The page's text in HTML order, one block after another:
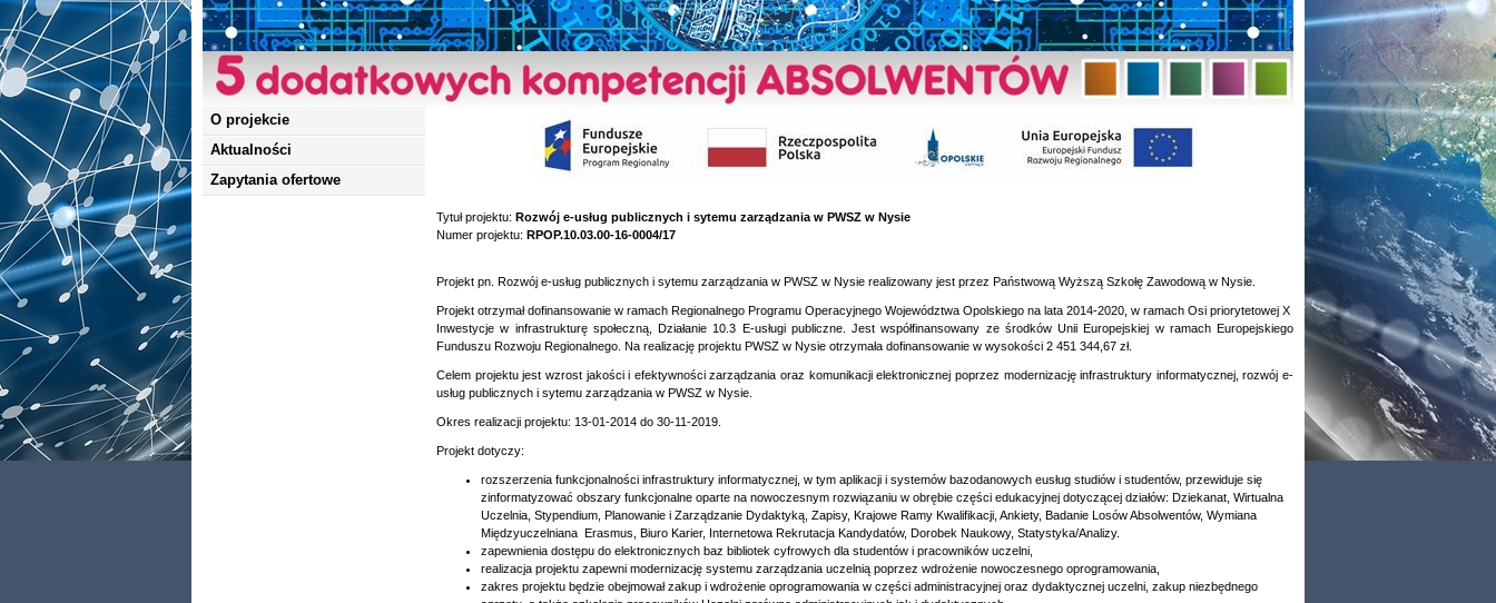
O projekcie
Aktualności
Zapytania ofertowe
Tytuł projektu: Rozwój e-usług publicznych i sytemu zarządzania w PWSZ w Nysie
Numer projektu: RPOP.10.03.00-16-0004/17
Projekt pn. Rozwój e-usług publicznych i sytemu zarządzania w PWSZ w Nysie realizowany jest przez Państwową Wyższą Szkołę Zawodową w Nysie.
Projekt otrzymał dofinansowanie w ramach Regionalnego Programu Operacyjnego Województwa Opolskiego na lata 2014-2020, w ramach Osi priorytetowej X 
Inwestycje w infrastrukturę społeczną, Działanie 10.3 E-usługi publiczne. Jest współfinansowany ze środków Unii Europejskiej w ramach Europejskiego
Funduszu Rozwoju Regionalnego. Na realizację projektu PWSZ w Nysie otrzymała dofinansowanie w wysokości 2 451 344,67 zł.
Celem projektu jest wzrost jakości i efektywności zarządzania oraz komunikacji elektronicznej poprzez modernizację infrastruktury informatycznej, rozwój e-
usług publicznych i sytemu zarządzania w PWSZ w Nysie.
Okres realizacji projektu: 13-01-2014 do 30-11-2019.
Projekt dotyczy:
rozszerzenia funkcjonalności infrastruktury informatycznej, w tym aplikacji i systemów bazodanowych eusług studiów i studentów, przewiduje się
zinformatyzować obszary funkcjonalne oparte na nowoczesnym rozwiązaniu w obrębie części edukacyjnej dotyczącej działów: Dziekanat, Wirtualna
Uczelnia, Stypendium, Planowanie i Zarządzanie Dydaktyką, Zapisy, Krajowe Ramy Kwalifikacji, Ankiety, Badanie Losów Absolwentów, Wymiana
Międzyuczelniana  Erasmus, Biuro Karier, Internetowa Rekrutacja Kandydatów, Dorobek Naukowy, Statystyka/Analizy.
zapewnienia dostępu do elektronicznych baz bibliotek cyfrowych dla studentów i pracowników uczelni,
realizacja projektu zapewni modernizację systemu zarządzania uczelnią poprzez wdrożenie nowoczesnego oprogramowania,
zakres projektu będzie obejmował zakup i wdrożenie oprogramowania w części administracyjnej oraz dydaktycznej uczelni, zakup niezbędnego